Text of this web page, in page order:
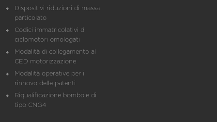
Dispositivi riduzioni di massa
particolato
Codici immatricolativi di
ciclomotori omologati
Modalità di collegamento al
CED motorizzazione
Modalità operative per il
rinnovo delle patenti
Riqualificazione bombole di
tipo CNG4